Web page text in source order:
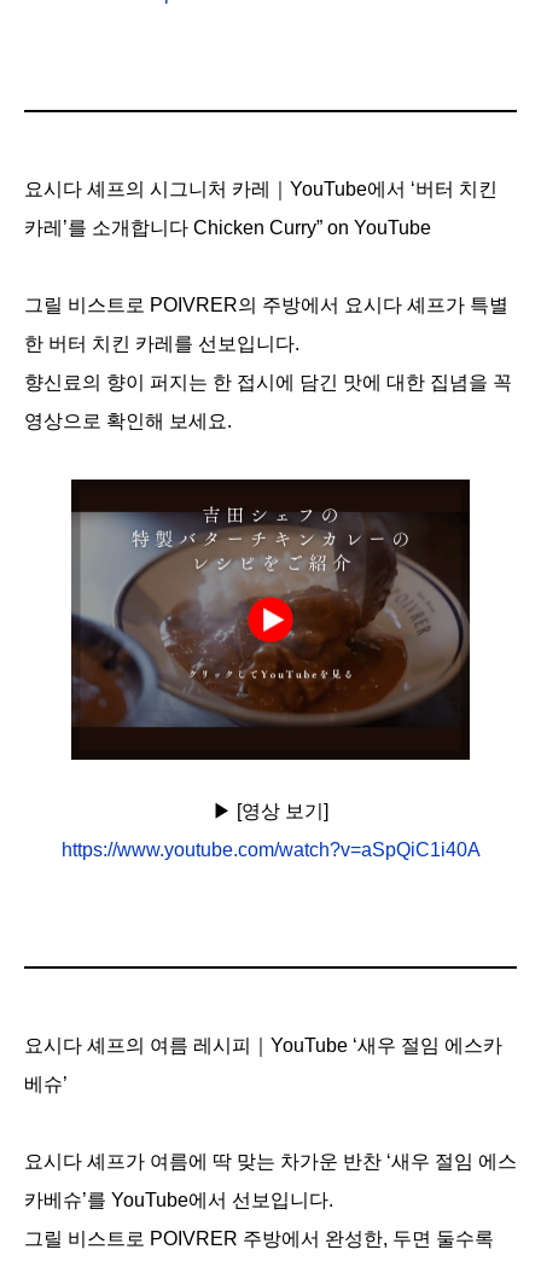
요시다 셰프의 시그니처 카레｜YouTube에서 ‘버터 치킨
카레’를 소개합니다 Chicken Curry” on YouTube
그릴 비스트로 POIVRER의 주방에서 요시다 셰프가 특별
한 버터 치킨 카레를 선보입니다.
향신료의 향이 퍼지는 한 접시에 담긴 맛에 대한 집념을 꼭
영상으로 확인해 보세요.
▶︎ [영상 보기]
https://www.youtube.com/watch?v=aSpQiC1i40A
요시다 셰프의 여름 레시피｜YouTube ‘새우 절임 에스카
베슈’
요시다 셰프가 여름에 딱 맞는 차가운 반찬 ‘새우 절임 에스
카베슈’를 YouTube에서 선보입니다.
그릴 비스트로 POIVRER 주방에서 완성한, 두면 둘수록